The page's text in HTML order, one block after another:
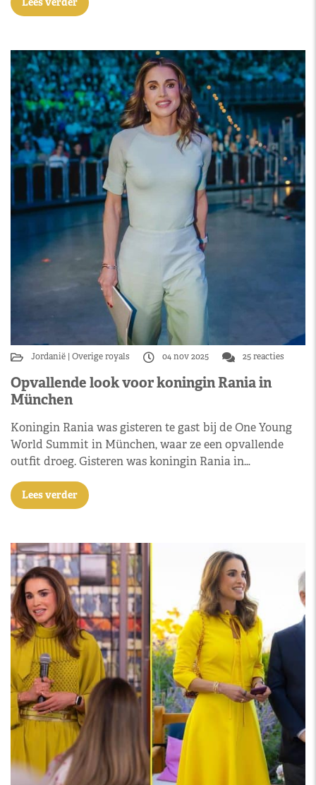
Jordanië Overige royals 04 nov 2025 25 reacties
Opvallende look voor koningin Rania in
München
Koningin Rania was gisteren te gast bij de One Young
World Summit in München, waar ze een opvallende
outfit droeg. Gisteren was koningin Rania in…
Lees verder